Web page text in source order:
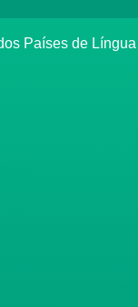
Países de